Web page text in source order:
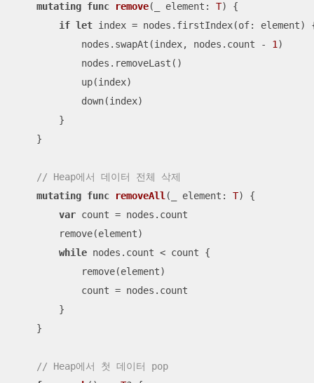
mutating func remove( element : T)
{
if let index = nodes.firstIndex(of: element)
            nodes.swapAt(index, nodes.count
- 1 )
            nodes.removeLast()
            up(index)
            down(index)
        }
    }
// Heap에서 데이터 전체 삭제
mutating func removeAll ( element : T)
{
var count = nodes.count
        remove(element)
while nodes.count < count {
            remove(element)
            count
= nodes.count
        }
    }
// Heap에서 첫 데이터 pop